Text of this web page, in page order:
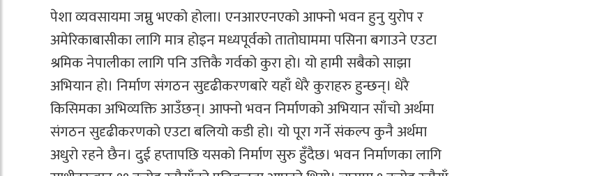
पेशा व्यवसायमा जम्नु भएको होला। एनआरएनएको आफ्नो भवन हुनु युरोप र
अमेरिकाबासीका लागि मात्र होइन मध्यपूर्वको तातोघाममा पसिना बगाउने एउटा
श्रमिक नेपालीका लागि पनि उत्तिकै गर्वको कुरा हो। यो हामी सबैको साझा
अभियान हो। निर्माण संगठन सुदृढीकरणबारे यहाँ धेरै कुराहरु हुन्छन्। धेरै
किसिमका अभिव्यक्ति आउँछन्। आफ्नो भवन निर्माणको अभियान साँचो अर्थमा
संगठन सुदृढीकरणको एउटा बलियो कडी हो। यो पूरा गर्ने संकल्प कुनै अर्थमा
अधुरो रहने छैन। दुई हप्तापछि यसको निर्माण सुरु हुँदैछ। भवन निर्माणका लागि